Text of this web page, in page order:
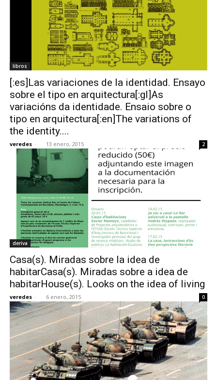
libros
[:es]Las variaciones de la identidad. Ensayo
sobre el tipo en arquitectura[:gl]As
variacións da identidade. Ensaio sobre o
tipo en arquitectura[:en]The variations of
the identity....
veredes - 13 enero, 2015 2
deriva
Casa(s). Miradas sobre la idea de
habitarCasa(s). Miradas sobre a idea de
habitarHouse(s). Looks on the idea of living
veredes - 6 enero, 2015 0